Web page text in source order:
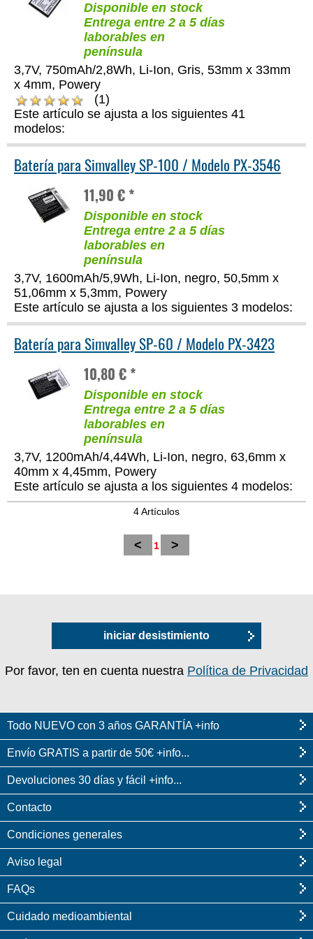
Disponible en stock
Entrega entre 2 a 5 días
laborables en
península
3,7V, 750mAh/2,8Wh, Li-Ion, Gris, 53mm x 33mm
x 4mm, Powery
(1)
Este artículo se ajusta a los siguientes 41
modelos:
Batería para Simvalley SP-100 / Modelo PX-3546
11,90 € *
Disponible en stock
Entrega entre 2 a 5 días
laborables en
península
3,7V, 1600mAh/5,9Wh, Li-Ion, negro, 50,5mm x
51,06mm x 5,3mm, Powery
Este artículo se ajusta a los siguientes 3 modelos:
Batería para Simvalley SP-60 / Modelo PX-3423
10,80 € *
Disponible en stock
Entrega entre 2 a 5 días
laborables en
península
3,7V, 1200mAh/4,44Wh, Li-Ion, negro, 63,6mm x
40mm x 4,45mm, Powery
Este artículo se ajusta a los siguientes 4 modelos:
4 Artículos
< 1 >
iniciar desistimiento
Por favor, ten en cuenta nuestra Política de Privacidad
Todo NUEVO con 3 años GARANTÍA +info
Envío GRATIS a partir de 50€ +info...
Devoluciones 30 días y fácil +info...
Contacto
Condiciones generales
Aviso legal
FAQs
Cuidado medioambiental